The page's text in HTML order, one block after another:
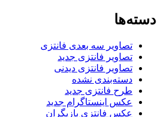
دسته‌ها
تصاویر سه بعدی فانتزی
تصاویر فانتزی جدید
تصاویر فانتزی دیدنی
دسته‌بندی نشده
طرح فانتزی جدید
عکس اینستاگرام جدید
عکس فانتزی بازیگران